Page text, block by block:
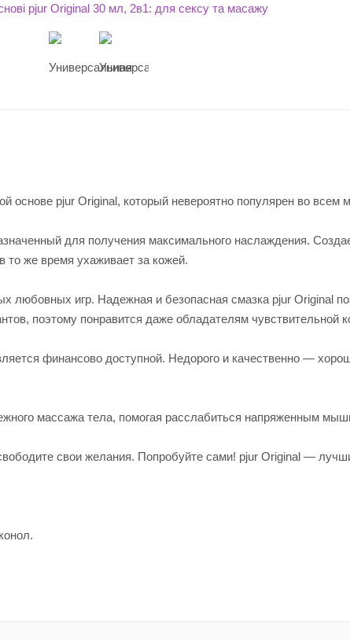
основе pjur Original, который невероятно популярен во всем
для получения максимального наслаждения.
то же время ухаживает за кожей.
игр. Надежная и безопасная смазка pjur Original
поэтому понравится даже обладателям чувствительной
финансово доступной. Недорого и качественно —
массажа тела, помогая расслабиться напряженным
свои желания. Попробуйте сами! pjur Original —